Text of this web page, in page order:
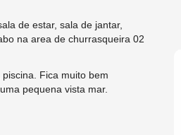
de estar, sala de jantar,
na area de churrasqueira 02
Fica muito bem
pequena vista mar.